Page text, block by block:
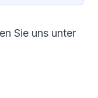
Sie uns unter